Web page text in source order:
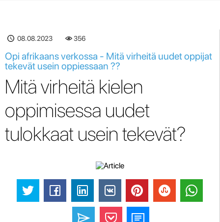
08.08.2023 356
Opi afrikaans verkossa - Mitä virheitä uudet oppijat
tekevät usein oppiessaan ??
Mitä virheitä kielen
oppimisessa uudet
tulokkaat usein tekevät?